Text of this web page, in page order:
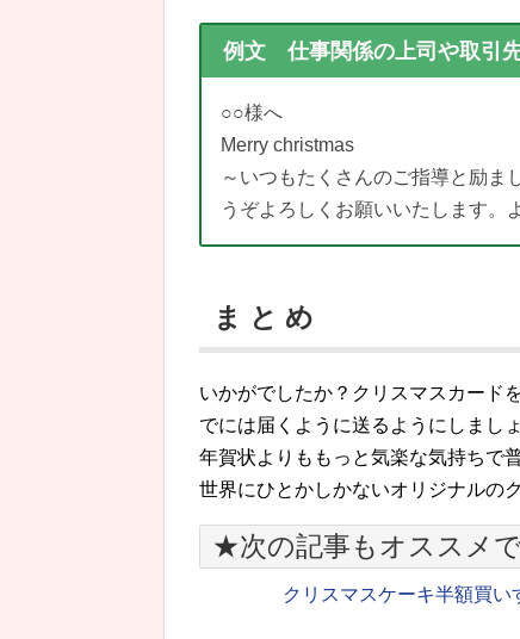
例文 仕事関係の上司や取引
○○様へ
Merry christmas
～いつもたくさんのご指導と励ま
うぞよろしくお願いいたします。
ま と め
いかがでしたか？クリスマスカード
でには届くように送るようにしましょ
年賀状よりももっと気楽な気持ちで
世界にひとかしかないオリジナルの
★次の記事もオススメ
クリスマスケーキ半額買